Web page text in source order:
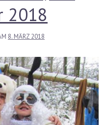
2018
8. MÄRZ 2018